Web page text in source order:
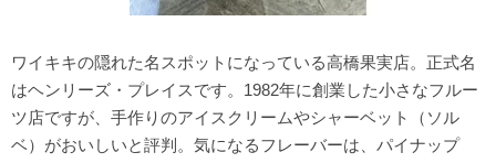
ワイキキの隠れた名スポットになっている高橋果実店。正式名
はヘンリーズ・プレイスです。1982年に創業した小さなフルー
ツ店ですが、手作りのアイスクリームやシャーベット（ソル
ベ）がおいしいと評判。気になるフレーバーは、パイナップ